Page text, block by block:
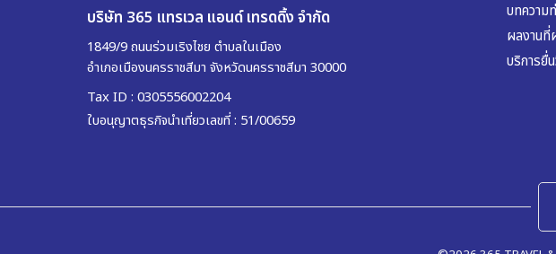
บริษัท 365 แทรเวล แอนด์ เทรดดิ้ง จำกัด
1849/9 ถนนร่วมเริงไชย ตำบลในเมือง
อำเภอเมืองนครราชสีมา จังหวัดนครราชสีมา 30000
Tax ID : 0305556002204
ใบอนุญาตธุรกิจนำเที่ยวเลขที่ : 51/00659
บทความ
ผลงานที่
บริการยื่